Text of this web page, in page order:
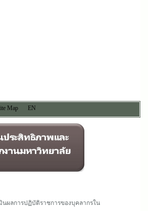
Map EN
ผลการปฏิบัติราชการของบุคลากรใน